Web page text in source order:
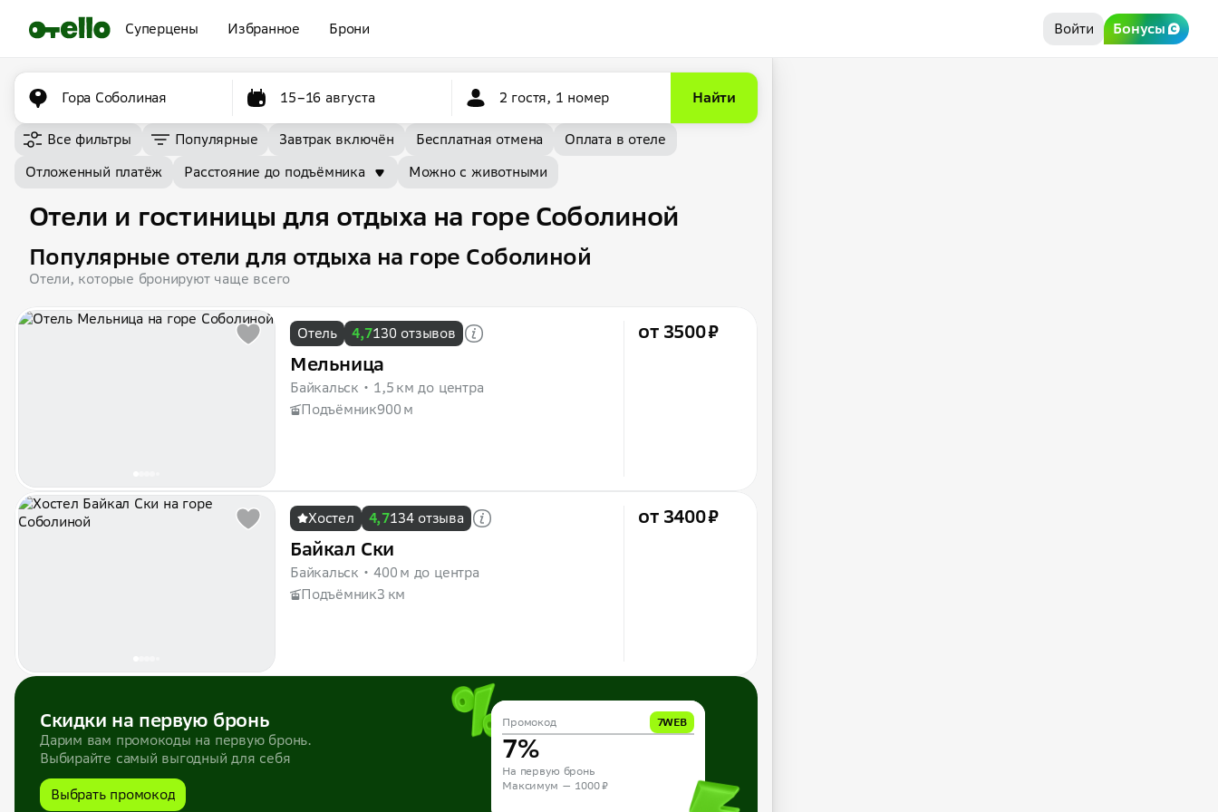
Суперцены Избранное Брони Войти Бонусы
Гора Соболиная 15–16 августа 2 гостя, 1 номер Найти
Все фильтры Популярные Завтрак включён Бесплатная отмена
Оплата в отеле
Отложенный платёж
Расстояние до подъёмника Можно с животными
Отели и гостиницы для отдыха на горе Соболиной
Популярные отели для отдыха на горе Соболиной
Отели, которые бронируют чаще всего
Отель 4,7130 отзывов
Мельница
Байкальск
1,5 км до центра
Подъёмник900 м
от 3500 ₽
Хостел 4,7134 отзыва
Байкал Ски
Байкальск
400 м до центра
Подъёмник3 км
от 3400 ₽
Скидки на первую бронь
Дарим вам промокоды на первую бронь.
Выбирайте самый выгодный для себя
Промокод 10APP
10%
На первую бронь из приложения
Максимум — 1000 ₽
Промокод 7WEB
7%
На первую бронь
Максимум — 1000 ₽
Выбрать промокод